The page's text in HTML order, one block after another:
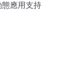
應用支持